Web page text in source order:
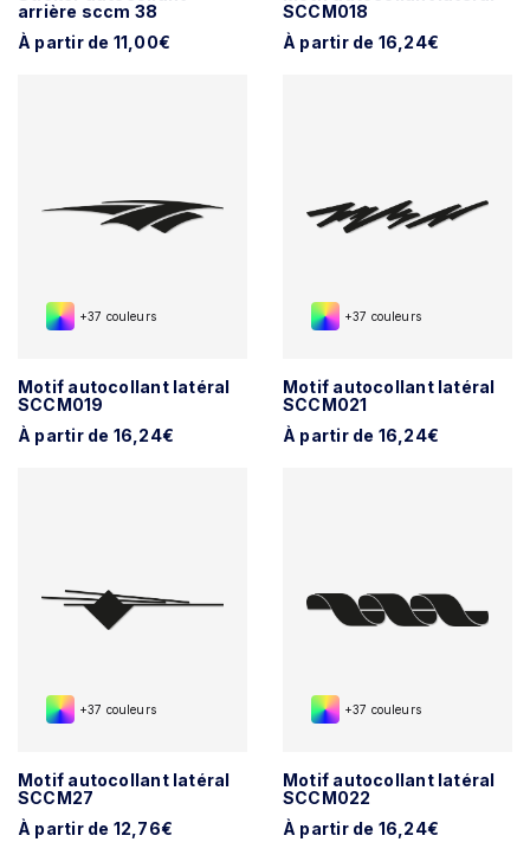
arrière sccm 38
À partir de 11,00€
SCCM018
À partir de 16,24€
+37 couleurs
Motif autocollant latéral
SCCM019
À partir de 16,24€
+37 couleurs
Motif autocollant latéral
SCCM021
À partir de 16,24€
+37 couleurs
Motif autocollant latéral
SCCM27
À partir de 12,76€
+37 couleurs
Motif autocollant latéral
SCCM022
À partir de 16,24€